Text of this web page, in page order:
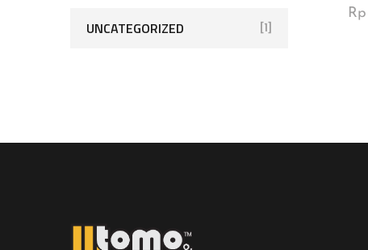
Rp
UNCATEGORIZED [1]